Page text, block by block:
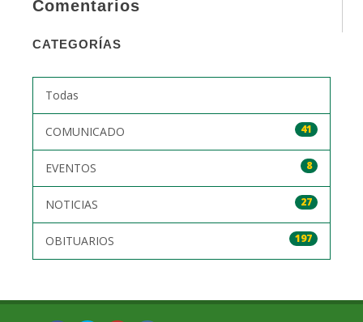
Comentarios
CATEGORÍAS
Todas
41
COMUNICADO
8
EVENTOS
27
NOTICIAS
197
OBITUARIOS